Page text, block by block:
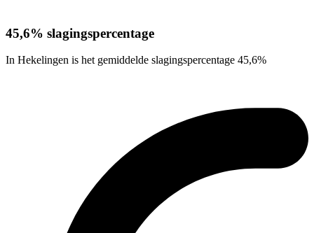
45,6% slagingspercentage
In Hekelingen is het gemiddelde slagingspercentage 45,6%